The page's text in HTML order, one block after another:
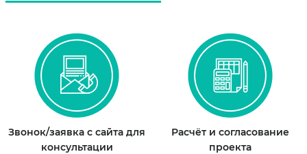
Звонок/заявка с сайта для
консультации
Расчёт и согласование
проекта